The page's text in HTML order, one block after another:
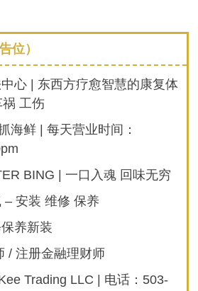
位）
心 | 东西方疗愈智慧的康复体
工伤
海鲜 | 每天营业时间：
BING | 一口入魂 回味无穷
– 安装 维修 保养
养新装
/ 注册金融理财师
Trading LLC | 电话：503-